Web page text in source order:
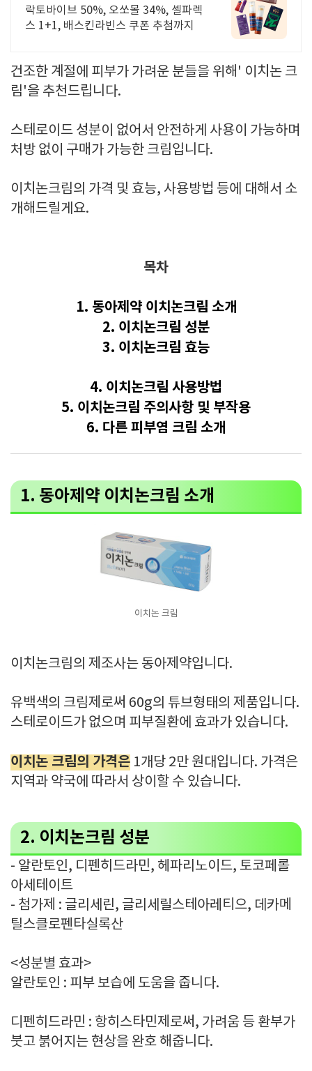
락토바이브 50%, 오쏘몰 34%, 셀파렉
스 1+1, 배스킨라빈스 쿠폰 추첨까지
건조한 계절에 피부가 가려운 분들을 위해' 이치논 크
림'을 추천드립니다.
스테로이드 성분이 없어서 안전하게 사용이 가능하며
처방 없이 구매가 가능한 크림입니다.
이치논크림의 가격 및 효능, 사용방법 등에 대해서 소
개해드릴게요.
목차
1. 동아제약 이치논크림 소개
2. 이치논크림 성분
3. 이치논크림 효능
4. 이치논크림 사용방법
5. 이치논크림 주의사항 및 부작용
6. 다른 피부염 크림 소개
1. 동아제약 이치논크림 소개
이치논 크림
이치논크림의 제조사는 동아제약입니다.
유백색의 크림제로써 60g의 튜브형태의 제품입니다.
스테로이드가 없으며 피부질환에 효과가 있습니다.
이치논 크림의 가격은 1개당 2만 원대입니다. 가격은
지역과 약국에 따라서 상이할 수 있습니다.
2. 이치논크림 성분
- 알란토인, 디펜히드라민, 헤파리노이드, 토코페롤
아세테이트
- 첨가제 : 글리세린, 글리세릴스테아레티으, 데카메
틸스클로펜타실록산
<성분별 효과>
알란토인 : 피부 보습에 도움을 줍니다.
디펜히드라민 : 항히스타민제로써, 가려움 등 환부가
붓고 붉어지는 현상을 완호 해줍니다.